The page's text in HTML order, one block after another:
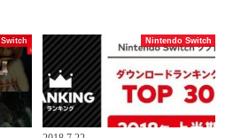
Nintendo Switch